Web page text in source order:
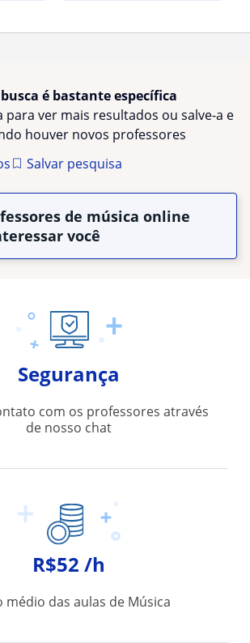
é bastante específica
para ver mais resultados ou salve-a e
houver novos professores
Salvar pesquisa
de música online
você
Segurança
com os professores através
de nosso chat
R$52 /h
médio das aulas de Música